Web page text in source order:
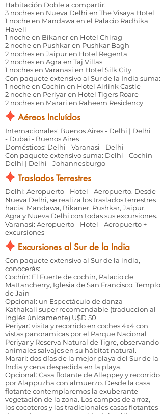
Habitación Doble a compartir:
3 noches en Nueva Delhi en The Visaya Hotel
1 noche en Mandawa en el Palacio Radhika
Haveli
1 noche en Bikaner en Hotel Chirag
2 noche en Pushkar en Pushkar Bagh
2 noches en Jaipur en Hotel Regenta
2 noches en Agra en Taj Villas
1 noches en Varanasi en Hotel Silk City
Con paquete extensivo al Sur de la India suma:
1 noche en Cochin en Hotel Airlink Castle
2 noche en Periyar en Hotel Tigers Roare
2 noches en Marari en Raheem Residency
Aéreos Incluídos
Internacionales: Buenos Aires - Delhi | Delhi
- Dubai - Buenos Aires
Domésticos: Delhi - Varanasi - Delhi
Con paquete extensivo suma: Delhi - Cochin -
Delhi | Delhi - Johannesburgo
Traslados Terrestres
Delhi: Aeropuerto - Hotel - Aeropuerto. Desde
Nueva Delhi, se realiza los traslados terrestres
hacia: Mandawa, Bikaner, Pushkar, Jaipur,
Agra y Nueva Delhi con todas sus excursiones.
Varanasi: Aeropuerto - Hotel - Aeropuerto +
excursiones
Excursiones al Sur de la India
Con paquete extensivo al Sur de la india,
conocerás:
Cochín: El Fuerte de cochin, Palacio de
Mattancherry, Iglesia de San Francisco, Templo
de Jain
Opcional: un Espectáculo de danza
Kathakali super recomendable (traduccion al
inglés únicamente).U$D 50
Periyar: visita y recorrido en coches 4x4 con
vistas panoramicas por el Parque Nacional
Periyar y Reserva Natural de Tigre, observando
animales salvajes en su hábitat natural.
Marari: dos días de la mejor playa del Sur de la
India y cena despedida en la playa.
Opcional: Casa flotante de Alleppey y recorrido
por Alappuzha con almuerzo. Desde la casa
flotante contemplaremos la exuberante
vegetación de la zona. Los campos de arroz,
los cocoteros y las tradicionales casas flotantes